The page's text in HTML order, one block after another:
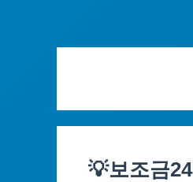
💡보조금